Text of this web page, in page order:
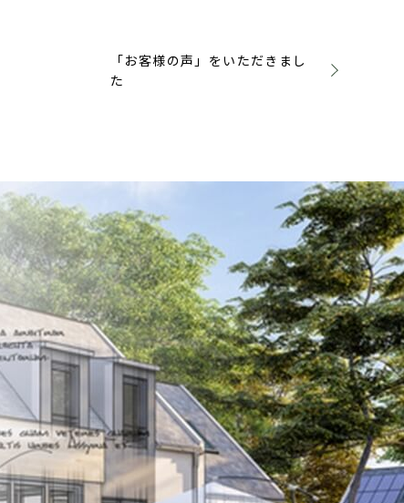
「お客様の声」をいただきまし
た